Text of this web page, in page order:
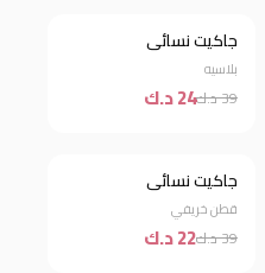
خصم 38%
جاكيت نسائي
بلاسيه
39 د.ك 24 د.ك
خصم 44%
جاكيت نسائي
قطن خريفي
39 د.ك 22 د.ك